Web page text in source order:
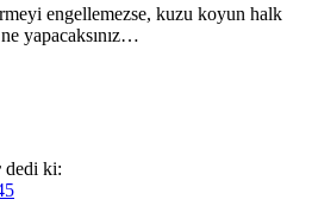
engellemezse, kuzu koyun halk
yapacaksınız…
dedi ki: